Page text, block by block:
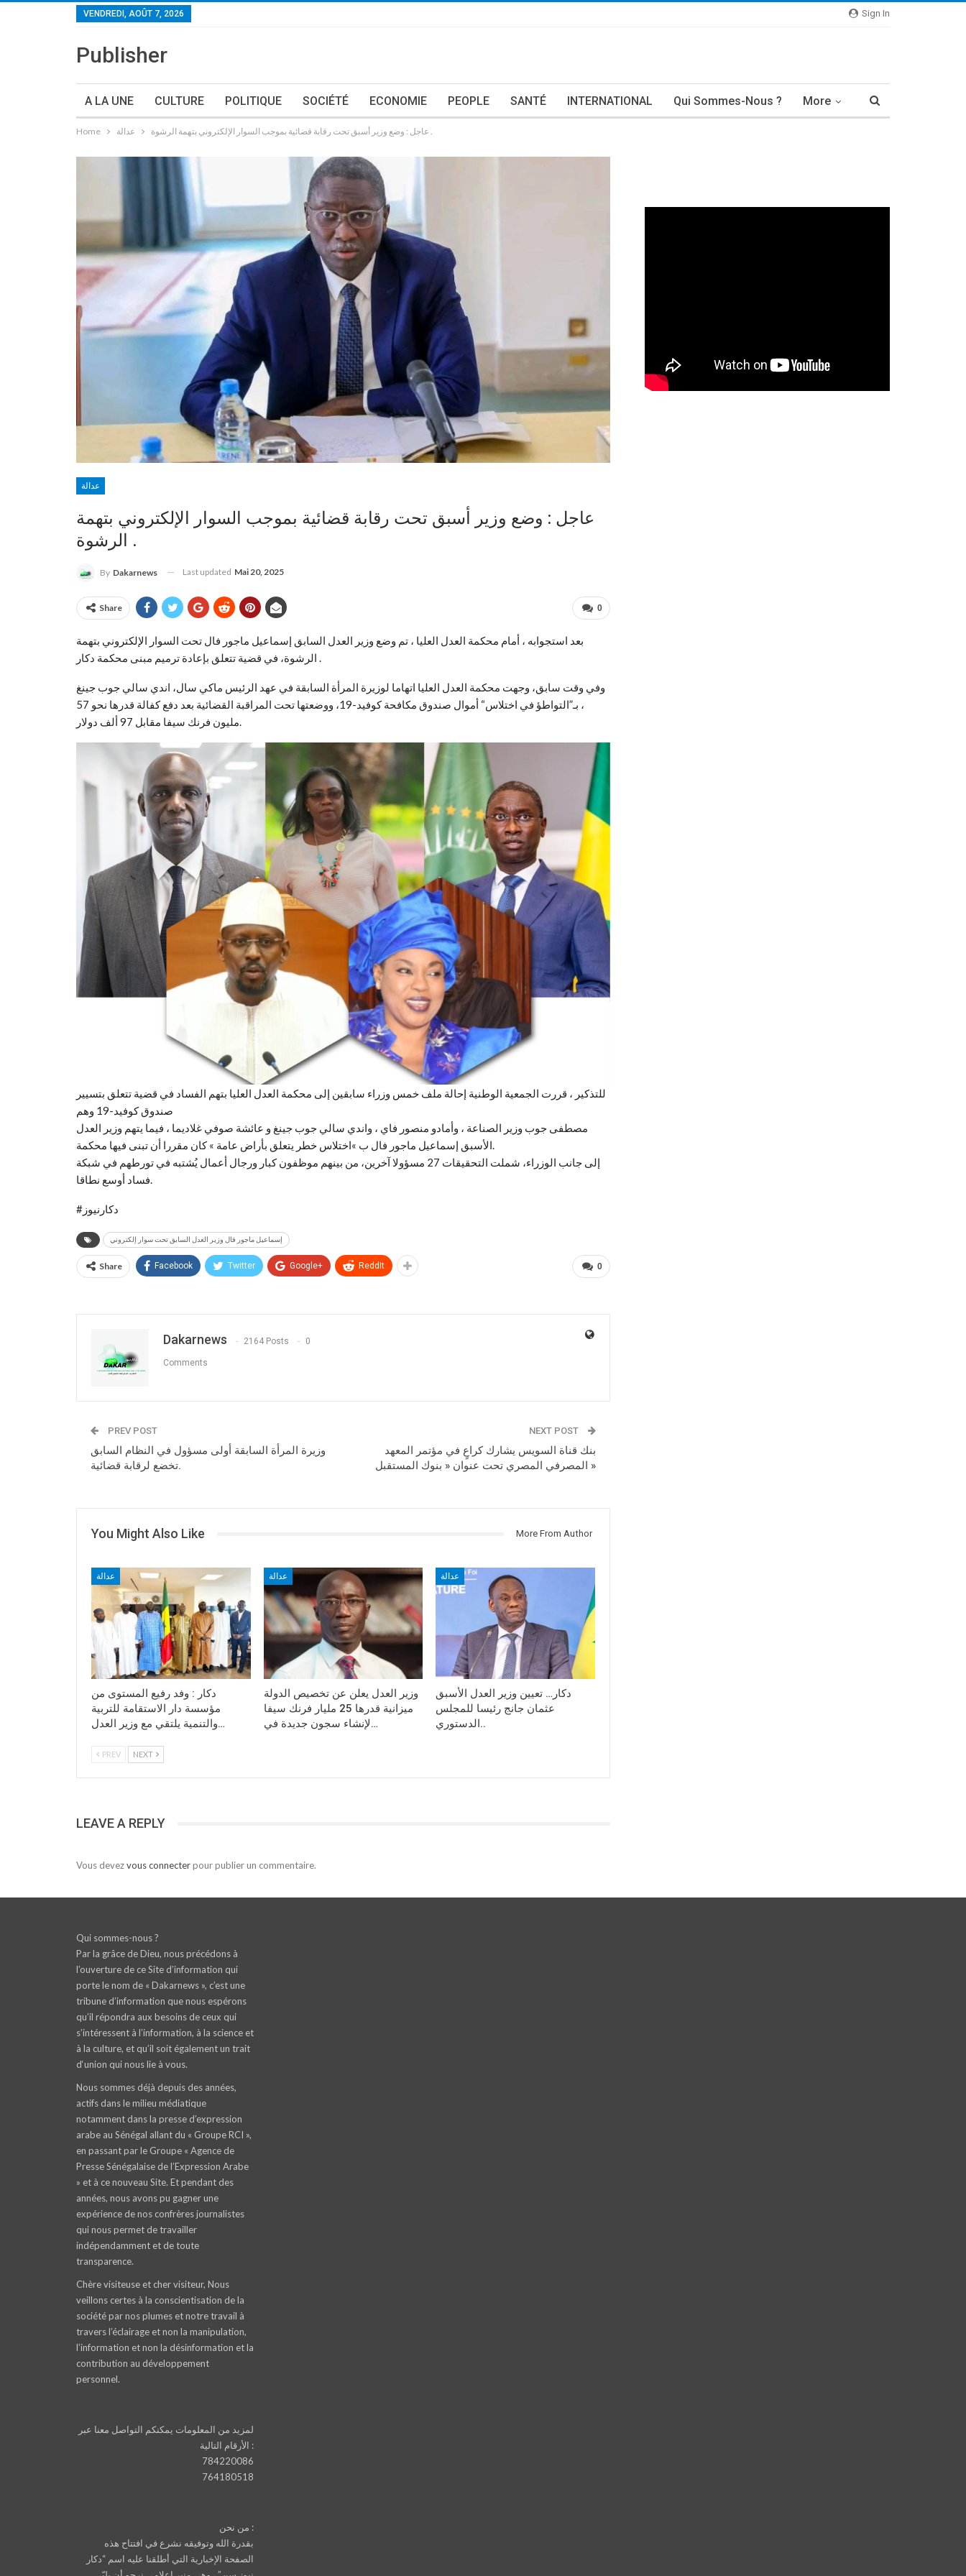
Sign In
VENDREDI, AOÛT 7, 2026
Publisher
A LA UNE CULTURE POLITIQUE SOCIÉTÉ ECONOMIE PEOPLE SANTÉ INTERNATIONAL Qui Sommes-Nous ? More
Home عدالة عاجل : وضع وزير أسبق تحت رقابة قضائية بموجب السوار الإلكتروني بتهمة الرشوة .
عدالة
عاجل : وضع وزير أسبق تحت رقابة قضائية بموجب السوار الإلكتروني بتهمة
الرشوة .
By Dakarnews Last updated Mai 20, 2025
0
Share
بعد استجوابه ، أمام محكمة العدل العليا ، تم وضع وزير العدل السابق إسماعيل ماجور فال تحت السوار الإلكتروني بتهمة
الرشوة، في قضية تتعلق بإعادة ترميم مبنى محكمة دكار .
وفي وقت سابق، وجهت محكمة العدل العليا اتهاما لوزيرة المرأة السابقة في عهد الرئيس ماكي سال، اندي سالي جوب جينغ
، بـ”التواطؤ في اختلاس“ أموال صندوق مكافحة كوفيد-19، ووضعتها تحت المراقبة القضائية بعد دفع كفالة قدرها نحو 57
مليون فرنك سيفا مقابل 97 ألف دولار.
للتذكير ، قررت الجمعية الوطنية إحالة ملف خمس وزراء سابقين إلى محكمة العدل العليا بتهم الفساد في قضية تتعلق بتسيير
صندوق كوفيد-19 وهم
مصطفى جوب وزير الصناعة ، وأمادو منصور فاي ، واندي سالي جوب جينغ و عائشة صوفي غلاديما ، فيما يتهم وزير العدل
الأسبق إسماعيل ماجور فال ب »اختلاس خطر يتعلق بأراض عامة » كان مقررا أن تبنى فيها محكمة.
إلى جانب الوزراء، شملت التحقيقات 27 مسؤولا آخرين، من بينهم موظفون كبار ورجال أعمال يُشتبه في تورطهم في شبكة
فساد أوسع نطاقا.
#دكارنيوز
إسماعيل ماجور فال وزير العدل السابق تحت سوار إلكتروني
0
Share Facebook Twitter Google+ ReddIt
Dakarnews 2164 Posts 0
Comments
PREV POST
وزيرة المرأة السابقة أولى مسؤول في النظام السابق
تخضع لرقابة قضائية.
NEXT POST
بنك قناة السويس يشارك كراعٍ في مؤتمر المعهد
المصرفي المصري تحت عنوان « بنوك المستقبل »
You Might Also Like More From Author
عدالة
دكار : وفد رفيع المستوى من
مؤسسة دار الاستقامة للتربية
والتنمية يلتقي مع وزير العدل…
عدالة
وزير العدل يعلن عن تخصيص الدولة
ميزانية قدرها 25 مليار فرنك سيفا
لإنشاء سجون جديدة في…
عدالة
دكار… تعيين وزير العدل الأسبق
عثمان جانج رئيسا للمجلس
الدستوري..
PREV NEXT
LEAVE A REPLY
Vous devezvous connecterpour publier un commentaire.
Qui sommes-nous ?
Par la grâce de Dieu, nous précédons à
l’ouverture de ce Site d’information qui
porte le nom de « Dakarnews », c’est une
tribune d’information que nous espérons
qu’il répondra aux besoins de ceux qui
s’intéressent à l’information, à la science et
à la culture, et qu’il soit également un trait
d‘union qui nous lie à vous.
Nous sommes déjà depuis des années,
actifs dans le milieu médiatique
notamment dans la presse d’expression
arabe au Sénégal allant du « Groupe RCI »,
en passant par le Groupe « Agence de
Presse Sénégalaise de l’Expression Arabe
» et à ce nouveau Site. Et pendant des
années, nous avons pu gagner une
expérience de nos confrères journalistes
qui nous permet de travailler
indépendamment et de toute
transparence.
Chère visiteuse et cher visiteur, Nous
veillons certes à la conscientisation de la
société par nos plumes et notre travail à
travers l’éclairage et non la manipulation,
l’information et non la désinformation et la
contribution au développement
personnel.
لمزيد من المعلومات يمكنكم التواصل معنا عبر
الأرقام التالية :
784220086
764180518
من نحن :
بقدرة الله وتوفيقه نشرع في افتتاح هذه
الصفحة الإخبارية التي أطلقنا عليه اسم “دكار